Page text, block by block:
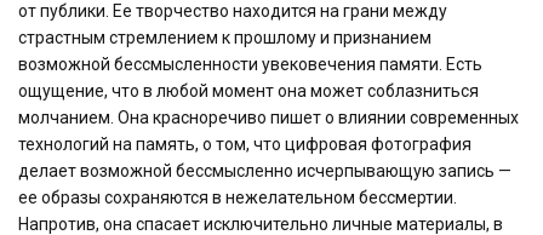
от публики. Ее творчество находится на грани между
страстным стремлением к прошлому и признанием
возможной бессмысленности увековечения памяти. Есть
ощущение, что в любой момент она может соблазниться
молчанием. Она красноречиво пишет о влиянии современных
технологий на память, о том, что цифровая фотография
делает возможной бессмысленно исчерпывающую запись —
ее образы сохраняются в нежелательном бессмертии.
Напротив, она спасает исключительно личные материалы, в